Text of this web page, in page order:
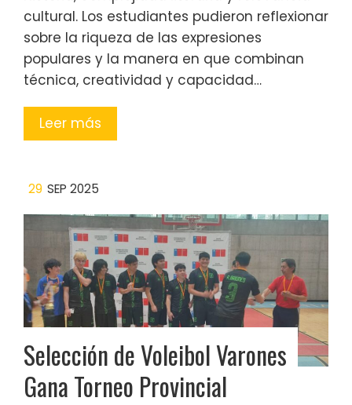
cultural. Los estudiantes pudieron reflexionar
sobre la riqueza de las expresiones
populares y la manera en que combinan
técnica, creatividad y capacidad…
Leer más
29 SEP 2025
Selección de Voleibol Varones
Gana Torneo Provincial